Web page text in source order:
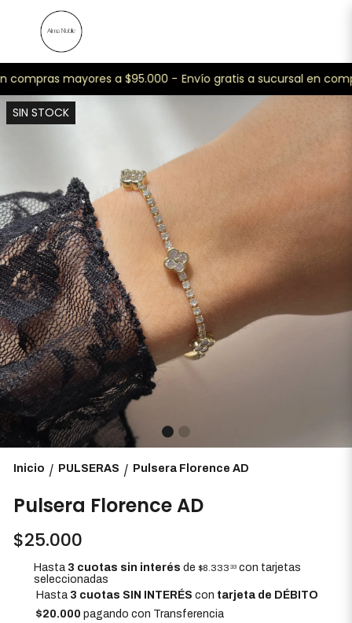
mayores a $95.000 - Envío gratis a sucursal en
SIN STOCK
Inicio / PULSERAS / Pulsera Florence AD
Pulsera Florence AD
$25.000
Hasta 3 cuotas sin interés de$8.333 33 con tarjetas
seleccionadas
Hasta 3 cuotas SIN INTERÉS con tarjeta de DÉBITO
$20.000 pagando con Transferencia